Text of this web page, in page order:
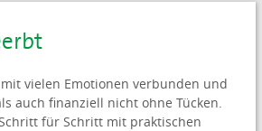
vielen Emotionen verbunden und
auch finanziell nicht ohne Tücken.
für Schritt mit praktischen